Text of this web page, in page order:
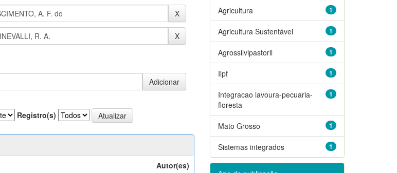
Registro(s)
Autor(es)
1
Agricultura
1
Agricultura Sustentável
1
Agrossilvipastoril
1
Ilpf
1
Integracao lavoura-pecuaria-
floresta
1
Mato Grosso
1
Sistemas integrados